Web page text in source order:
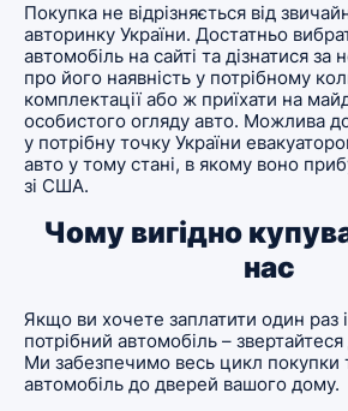
Покупка не відрізняється від
авторинку України. Достатньо
автомобіль на сайті та дізнатися
про його наявність у потрібному
комплектації або ж приїхати на
особистого огляду авто. Можлива
у потрібну точку України
авто у тому стані, в якому воно
зі США.
Чому вигідно
нас
Якщо ви хочете заплатити один раз
потрібний автомобіль –
Ми забезпечимо весь цикл покупки
автомобіль до дверей вашого дому.